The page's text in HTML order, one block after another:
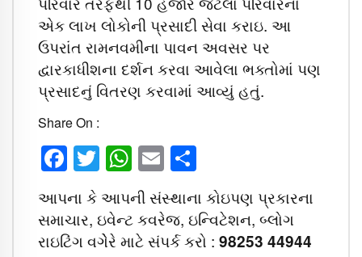
એક લાખ લોકોની પ્રસાદી સેવા કરાઇ. આ
ઉપરાંત રામનવમીના પાવન અવસર પર
દ્વારકાધીશના દર્શન કરવા આવેલા ભક્તોમાં પણ
પ્રસાદનું વિતરણ કરવામાં આવ્યું હતું.
Share On :
Facebook
Twitter
WhatsApp
Email
આપના કે આપની સંસ્થાના કોઇપણ પ્રકારના
સમાચાર, ઇવેન્ટ કવરેજ, ઇન્વિટેશન, બ્લોગ
રાઇટિંગ વગેેરે માટે સંપર્ક કરો : 98253 44944